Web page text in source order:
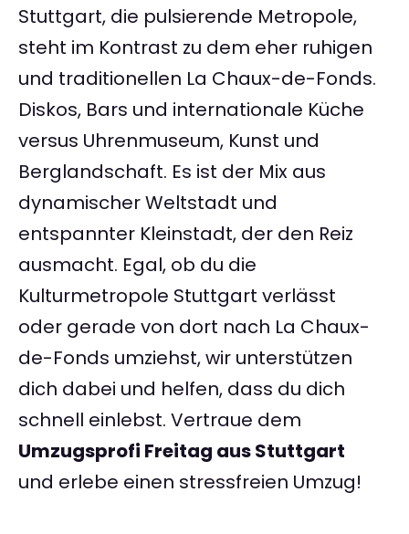
Stuttgart, die pulsierende Metropole,
steht im Kontrast zu dem eher ruhigen
und traditionellen La Chaux-de-Fonds.
Diskos, Bars und internationale Küche
versus Uhrenmuseum, Kunst und
Berglandschaft. Es ist der Mix aus
dynamischer Weltstadt und
entspannter Kleinstadt, der den Reiz
ausmacht. Egal, ob du die
Kulturmetropole Stuttgart verlässt
oder gerade von dort nach La Chaux-
de-Fonds umziehst, wir unterstützen
dich dabei und helfen, dass du dich
schnell einlebst. Vertraue dem
Umzugsprofi Freitag aus Stuttgart
und erlebe einen stressfreien Umzug!